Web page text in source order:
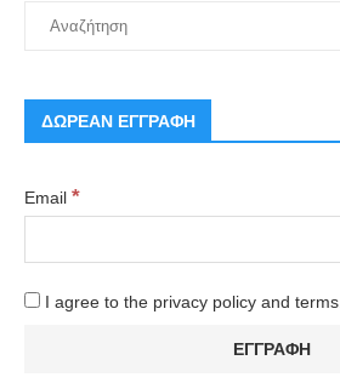
ΔΩΡΕΑΝ ΕΓΓΡΑΦΗ
Email *
I agree to the privacy policy and terms.